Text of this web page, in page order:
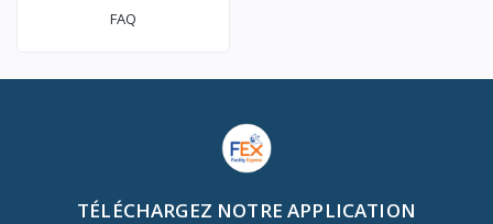
FAQ
TÉLÉCHARGEZ NOTRE APPLICATION